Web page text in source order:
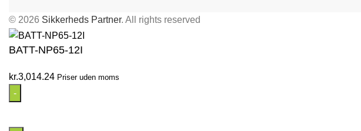
© 2026 Sikkerheds Partner. All rights reserved
BATT-NP65-12I
kr.3,014.24 Priser uden moms